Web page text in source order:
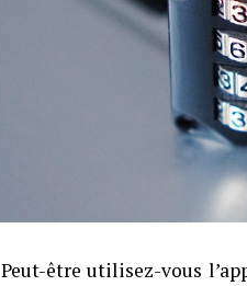
Peut-être utilisez-vous